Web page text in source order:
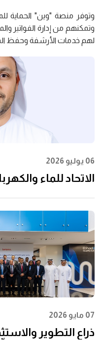
وتوفر منصة "وين" الحماية
وتمكنهم من إدارة الفواتير
لهم خدمات الأرشفة وحفظ
06 يوليو 2026
الاتحاد للماء
07 مايو 2026
ذراع التطوير